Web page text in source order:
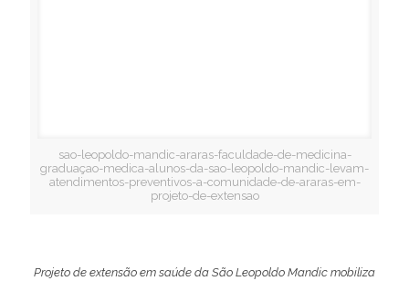
sao-leopoldo-mandic-araras-faculdade-de-medicina-
graduaçao-medica-alunos-da-sao-leopoldo-mandic-levam-
atendimentos-preventivos-a-comunidade-de-araras-em-
projeto-de-extensao
Projeto de extensão em saúde da São Leopoldo Mandic mobiliza